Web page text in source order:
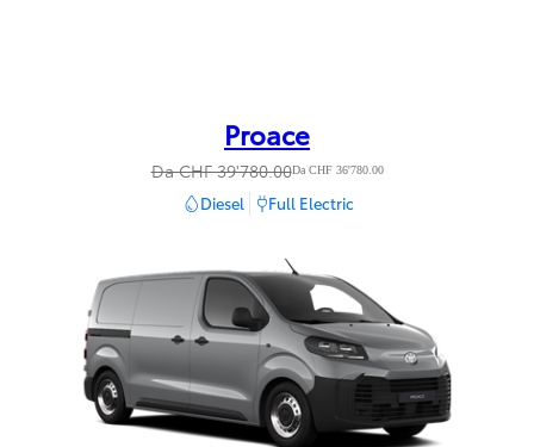
Proace
Da CHF 39'780.00Da CHF 36'780.00
Diesel Full Electric